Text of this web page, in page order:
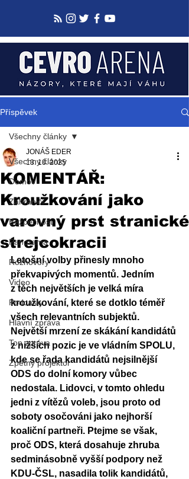
Příspěvek
Všechny články
Domov
Zahraničí
Bezpečnost
Panorama
Rozhovory
Video
Podcasty
Hlavní zpráva
Top zpráva
Zpětný projektor
Všechny články
KOMENTÁŘ:
Kroužkování jako
varovný prst stranické
strejcokracii
JONÁŠ EDER
13. 10. 2025
Letošní volby přinesly mnoho
překvapivých momentů. Jedním
z těch největších je velká míra
kroužkování, které se dotklo téměř
všech relevantních subjektů.
Největší mrzení ze skákání kandidátů
z nižších pozic je ve vládním SPOLU,
kde se řada kandidátů nejsilnější
ODS do dolní komory vůbec
nedostala. Lidovci, v tomto ohledu
jedni z vítězů voleb, jsou proto od
soboty osočováni jako nejhorší
koaliční partneři. Ptejme se však,
proč ODS, která dosahuje zhruba
sedminásobně vyšší podpory než
KDU-ČSL, nasadila tolik kandidátů,